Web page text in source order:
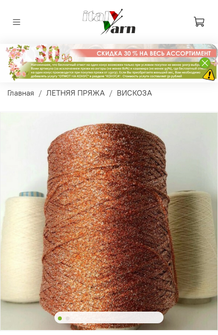
Главная ЛЕТНЯЯ ПРЯЖА ВИСКОЗА